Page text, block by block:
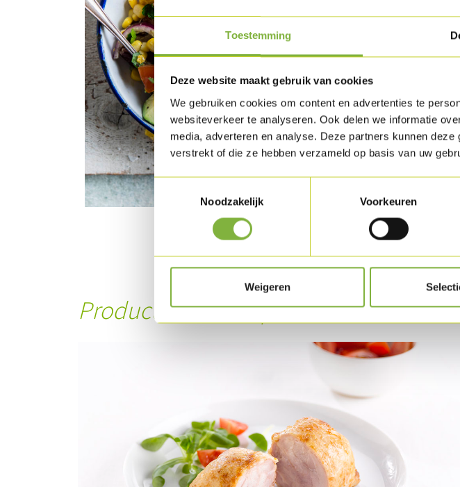
Toestemming
Deze website maakt gebruik van cookies
We gebruiken cookies om content en advertenties te
websiteverkeer te analyseren. Ook delen we informatie
media, adverteren en analyse. Deze partners kunnen
verstrekt of die ze hebben verzameld op basis van uw
Noodzakelijk
Voorkeuren
Weigeren
Rasp de
Klop het
Vermeng
Verwijder
vermeng
ui in
Giet er
Schik het
Product in dit recept